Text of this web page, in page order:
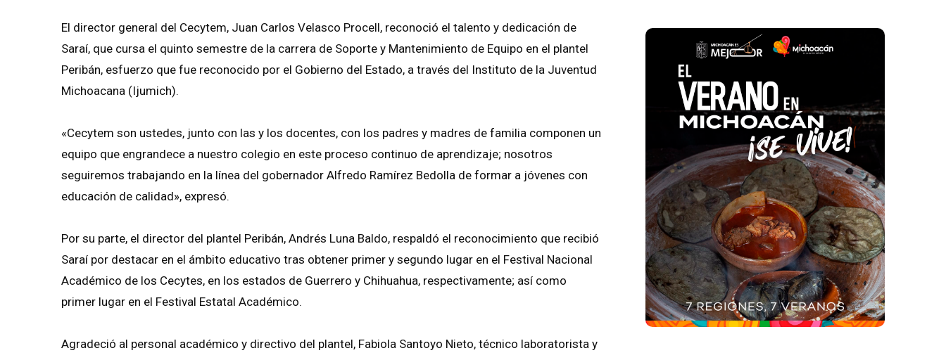
El director general del Cecytem, Juan Carlos Velasco Procell, reconoció el talento y dedicación de
Saraí, que cursa el quinto semestre de la carrera de Soporte y Mantenimiento de Equipo en el plantel
Peribán, esfuerzo que fue reconocido por el Gobierno del Estado, a través del Instituto de la Juventud
Michoacana (Ijumich).
«Cecytem son ustedes, junto con las y los docentes, con los padres y madres de familia componen un
equipo que engrandece a nuestro colegio en este proceso continuo de aprendizaje; nosotros
seguiremos trabajando en la línea del gobernador Alfredo Ramírez Bedolla de formar a jóvenes con
educación de calidad», expresó.
Por su parte, el director del plantel Peribán, Andrés Luna Baldo, respaldó el reconocimiento que recibió
Saraí por destacar en el ámbito educativo tras obtener primer y segundo lugar en el Festival Nacional
Académico de los Cecytes, en los estados de Guerrero y Chihuahua, respectivamente; así como
primer lugar en el Festival Estatal Académico.
Agradeció al personal académico y directivo del plantel, Fabiola Santoyo Nieto, técnico laboratorista y